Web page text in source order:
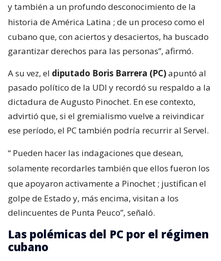
y también a un profundo desconocimiento de la
historia de América Latina ; de un proceso como el
cubano que, con aciertos y desaciertos, ha buscado
garantizar derechos para las personas”, afirmó.
A su vez, el diputado Boris Barrera (PC)apuntó al
pasado político de la UDI y recordó su respaldo a la
dictadura de Augusto Pinochet. En ese contexto,
advirtió que, si el gremialismo vuelve a reivindicar
ese período, el PC también podría recurrir al Servel.
“ Pueden hacer las indagaciones que desean,
solamente recordarles también que ellos fueron los
que apoyaron activamente a Pinochet ; justifican el
golpe de Estado y, más encima, visitan a los
delincuentes de Punta Peuco”, señaló.
Las polémicas del PC por el régimen
cubano